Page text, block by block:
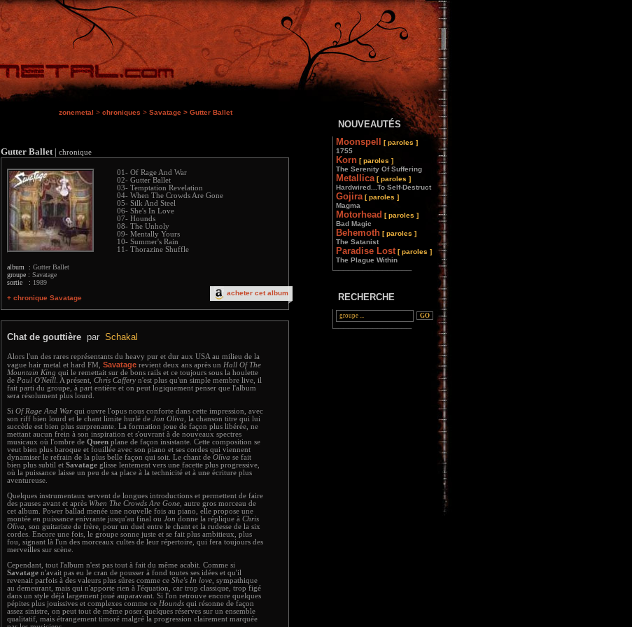
zonemetal > chroniques > Savatage > Gutter Ballet
Gutter Ballet| chronique
acheter cet album
album : Gutter Ballet
groupe : Savatage
sortie : 1989
+ chronique Savatage
01- Of Rage And War
02- Gutter Ballet
03- Temptation Revelation
04- When The Crowds Are Gone
05- Silk And Steel
06- She's In Love
07- Hounds
08- The Unholy
09- Mentally Yours
10- Summer's Rain
11- Thorazine Shuffle
Chat de gouttière par Schakal
Alors l'un des rares représentants du heavy pur et dur aux USA au milieu de la
vague hair metal et hard FM, Savatage revient deux ans après un Hall Of The
Mountain King qui le remettait sur de bons rails et ce toujours sous la houlette
de Paul O'Neill . A présent, Chris Caffery n'est plus qu'un simple membre live, il
fait parti du groupe, à part entière et on peut logiquement penser que l'album
sera résolument plus lourd.
Si Of Rage And Warqui ouvre l'opus nous conforte dans cette impression, avec
son riff bien lourd et le chant limite hurlé de Jon Oliva , la chanson titre qui lui
succède est bien plus surprenante. La formation joue de façon plus libérée, ne
mettant aucun frein à son inspiration et s'ouvrant à de nouveaux spectres
musicaux où l'ombre de Queen plane de façon insistante. Cette composition se
veut bien plus baroque et fouillée avec son piano et ses cordes qui viennent
dynamiser le refrain de la plus belle façon qui soit. Le chant de Oliva se fait
bien plus subtil et Savatage glisse lentement vers une facette plus progressive,
où la puissance laisse un peu de sa place à la technicité et à une écriture plus
aventureuse.
Quelques instrumentaux servent de longues introductions et permettent de faire
des pauses avant et après When The Crowds Are Gone , autre gros morceau de
cet album. Power ballad menée une nouvelle fois au piano, elle propose une
montée en puissance enivrante jusqu'au final ou Jon donne la réplique à Chris
Oliva , son guitariste de frère, pour un duel entre le chant et la rudesse de la six
cordes. Encore une fois, le groupe sonne juste et se fait plus ambitieux, plus
fou, signant là l'un des morceaux cultes de leur répertoire, qui fera toujours des
merveilles sur scène.
Cependant, tout l'album n'est pas tout à fait du même acabit. Comme si
Savatage n'avait pas eu le cran de pousser à fond toutes ses idées et qu'il
revenait parfois à des valeurs plus sûres comme ce She's In love , sympathique
au demeurant, mais qui n'apporte rien à l'équation, car trop classique, trop figé
dans un style déjà largement joué auparavant. Si l'on retrouve encore quelques
pépites plus jouissives et complexes comme ce Hounds qui résonne de façon
assez sinistre, on peut tout de même poser quelques réserves sur un ensemble
qualitatif, mais étrangement timoré malgré la progression clairement marquée
NOUVEAUTÉS
Moonspell
[ paroles ]
1755
Korn [ paroles ]
The Serenity Of Suffering
Metallica [ paroles ]
Hardwired...To Self-Destruct
Gojira [ paroles ]
Magma
Motorhead [ paroles ]
Bad Magic
Behemoth [ paroles ]
The Satanist
Paradise Lost [ paroles ]
The Plague Within
________________
RECHERCHE
________________